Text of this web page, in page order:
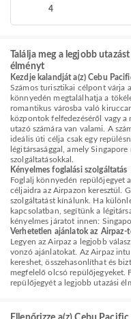
4
Találja meg a legjobb
élményt
Kezdje kalandját a(z) Cebu
Számos turisztikai célpont várja
könnyedén megtalálhatja a
romantikus városba való
központok felfedezéséről vagy
utazó számára van valami. A
ideális úti célja csak egy
légitársasággal, amely
szolgáltatásokkal.
Kényelmes foglalási szolgáltatás
Foglalj könnyedén repülőjegyet
céljaidra az Airpazon keresztül.
szolgáltatást kínálunk. Ha
kapcsolatban, segítünk a
kényelmes járatot innen:
Verhetetlen ajánlatok az Airpaz-
Legyen az Airpaz a legjobb
vonzó ajánlatokat. Az Airpaz
kereshet, összehasonlíthat és
megfelelő olcsó repülőjegyeket.
repülőjegyét a legjobb utazási